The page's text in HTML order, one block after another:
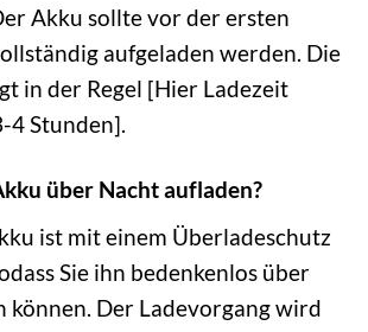
Akku sollte vor der ersten
aufgeladen werden. Die
in der Regel [Hier Ladezeit
4 Stunden].
über Nacht aufladen?
ist mit einem Überladeschutz
Sie ihn bedenkenlos über
können. Der Ladevorgang wird